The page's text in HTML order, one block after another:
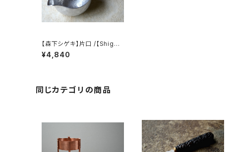
【森下シゲキ】片口 /【Shigek
i Morishita】 Sake pourer
¥4,840
同じカテゴリの商品